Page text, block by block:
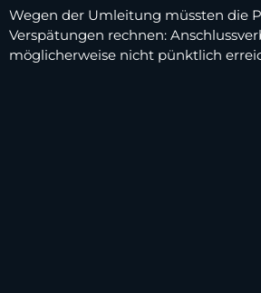
Wegen der Umleitung müssten die
Verspätungen rechnen:
möglicherweise nicht pünktlich